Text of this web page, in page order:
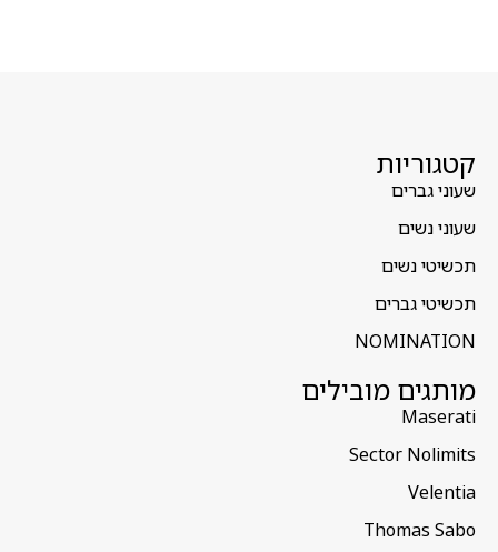
קטגוריות
שעוני גברים
שעוני נשים
תכשיטי נשים
תכשיטי גברים
NOMINATION
מותגים מובילים
Maserati
Sector Nolimits
Velentia
Thomas Sabo